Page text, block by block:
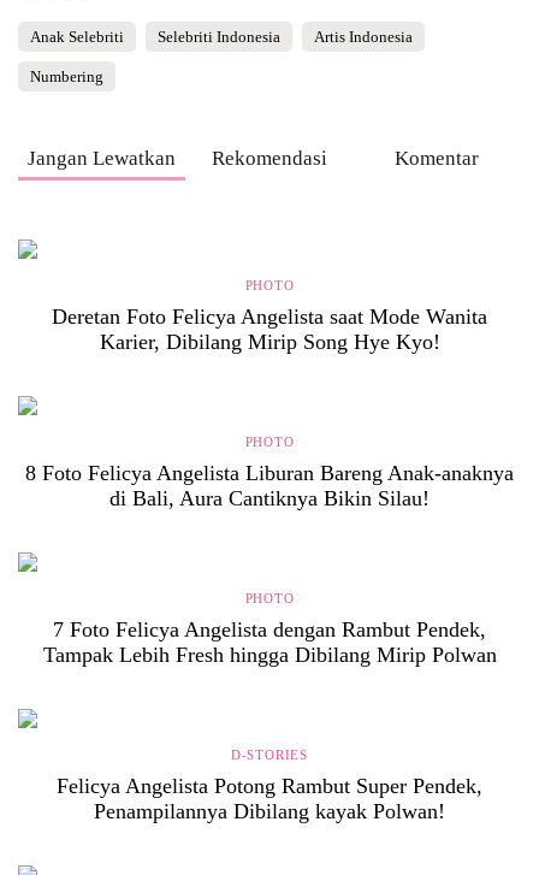
Anak Selebriti Selebriti Indonesia Artis Indonesia
Numbering
Jangan Lewatkan Rekomendasi Komentar
PHOTO
Deretan Foto Felicya Angelista saat Mode Wanita
Karier, Dibilang Mirip Song Hye Kyo!
PHOTO
8 Foto Felicya Angelista Liburan Bareng Anak-anaknya
di Bali, Aura Cantiknya Bikin Silau!
PHOTO
7 Foto Felicya Angelista dengan Rambut Pendek,
Tampak Lebih Fresh hingga Dibilang Mirip Polwan
D-STORIES
Felicya Angelista Potong Rambut Super Pendek,
Penampilannya Dibilang kayak Polwan!